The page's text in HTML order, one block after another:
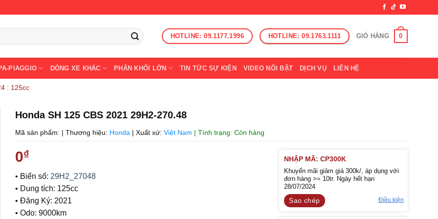
HOTLINE: 09.1177.1996 HOTLINE: 09.1763.1111 GIỎ HÀNG 0
PIAGGIO DÒNG XE KHÁC PHÂN KHỐI LỚN TIN TỨC SỰ KIỆN VIDEO NỔI BẬT DỊCH VỤ LIÊN HỆ
: 125cc
Honda SH 125 CBS 2021 29H2-270.48
Mã sản phẩm: | Thương hiệu: Honda | Xuất xứ: Việt Nam | Tình trạng: Còn hàng
0₫
• Biển số: 29H2_27048
• Dung tích: 125cc
• Đăng Ký: 2021
• Odo: 9000km
NHẬP MÃ: CP300K
Khuyến mãi giảm giá 300k/, áp dụng với
đơn hàng >= 10tr. Ngày hết hạn
28/07/2024
Sao chép Điều kiện